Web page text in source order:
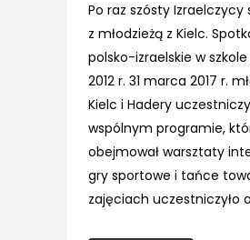
Po raz szósty Izraelczycy
z młodzieżą z Kielc.
polsko-izraelskie w
2012 r. 31 marca 2017 r.
Kielc i Hadery
wspólnym programie,
obejmował warsztaty
gry sportowe i tańce
zajęciach uczestniczyło